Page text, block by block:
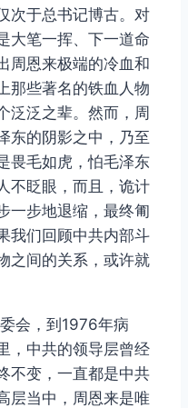
次于总书记博古。对
大笔一挥、下一道命
周恩来极端的冷血和
那些著名的铁血人物
泛泛之辈。然而，周
东的阴影之中，乃至
畏毛如虎，怕毛泽东
不眨眼，而且，诡计
一步地退缩，最终匍
我们回顾中共内部斗
之间的关系，或许就
会，到1976年病
，中共的领导层曾经
不变，一直都是中共
层当中，周恩来是唯